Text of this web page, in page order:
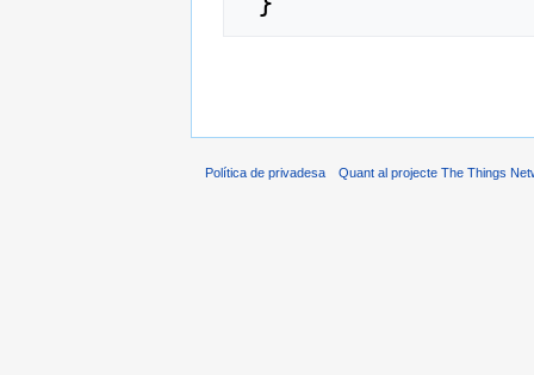
Política de privadesa Quant al projecte The Things